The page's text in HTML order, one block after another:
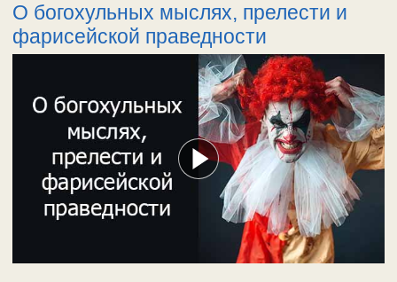
О богохульных мыслях, прелести и
фарисейской праведности